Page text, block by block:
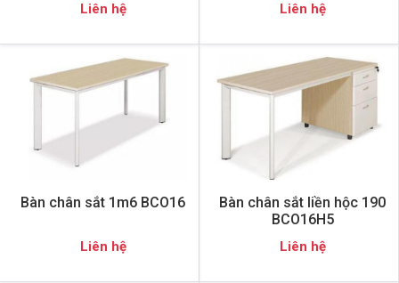
Liên hệ Liên hệ
Bàn chân sắt 1m6 BCO16
Liên hệ
Bàn chân sắt liền hộc 190
BCO16H5
Liên hệ